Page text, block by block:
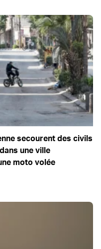
secourent des civils
une ville
moto volée